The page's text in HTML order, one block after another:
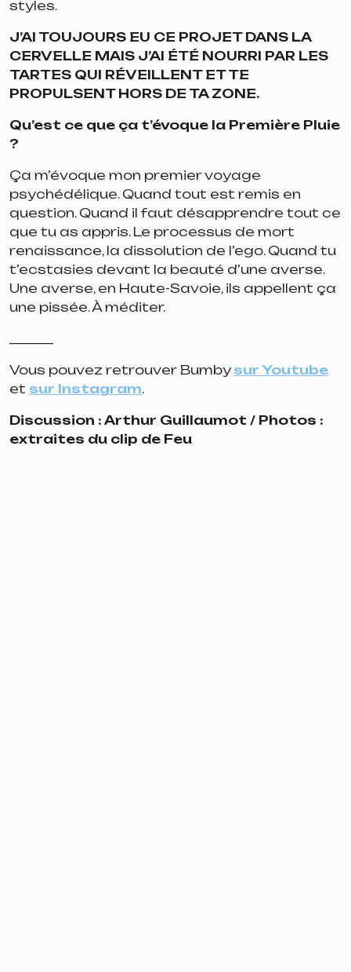
styles.
J’AI TOUJOURS EU CE PROJET DANS LA
CERVELLE MAIS J’AI ÉTÉ NOURRI PAR LES
TARTES QUI RÉVEILLENT ET TE
PROPULSENT HORS DE TA ZONE.
Qu’est ce que ça t’évoque la Première Pluie
?
Ça m’évoque mon premier voyage
psychédélique. Quand tout est remis en
question. Quand il faut désapprendre tout ce
que tu as appris. Le processus de mort
renaissance, la dissolution de l’ego. Quand tu
t’ecstasies devant la beauté d’une averse.
Une averse, en Haute-Savoie, ils appellent ça
une pissée. À méditer.
Vous pouvez retrouver Bumby sur Youtube
et sur Instagram.
Discussion : Arthur Guillaumot / Photos :
extraites du clip de Feu